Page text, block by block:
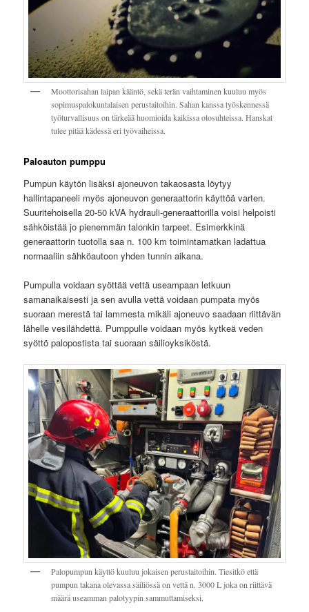
Moottorisahan laipan kääntö, sekä terän vaihtaminen kuuluu myös
sopimuspalokuntalaisen perustaitoihin. Sahan kanssa työskennessä
työturvallisuus on tärkeää huomioida kaikissa olosuhteissa. Hanskat
tulee pitää kädessä eri työvaiheissa.
Paloauton pumppu
Pumpun käytön lisäksi ajoneuvon takaosasta löytyy
hallintapaneeli myös ajoneuvon generaattorin käyttöä varten.
Suuritehoisella 20-50 kVA hydrauli-generaattorilla voisi helpoisti
sähköistää jo pienemmän talonkin tarpeet. Esimerkkinä
generaattorin tuotolla saa n. 100 km toimintamatkan ladattua
normaaliin sähköautoon yhden tunnin aikana.
Pumpulla voidaan syöttää vettä useampaan letkuun
samanaikaisesti ja sen avulla vettä voidaan pumpata myös
suoraan merestä tai lammesta mikäli ajoneuvo saadaan riittävän
lähelle vesilähdettä. Pumppulle voidaan myös kytkeä veden
syöttö palopostista tai suoraan säilioyksiköstä.
Palopumpun käyttö kuuluu jokaisen perustaitoihin. Tiesitkö että
pumpun takana olevassa säiliössä on vettä n. 3000 L joka on riittävä
määrä useamman palotyypin sammuttamiseksi.